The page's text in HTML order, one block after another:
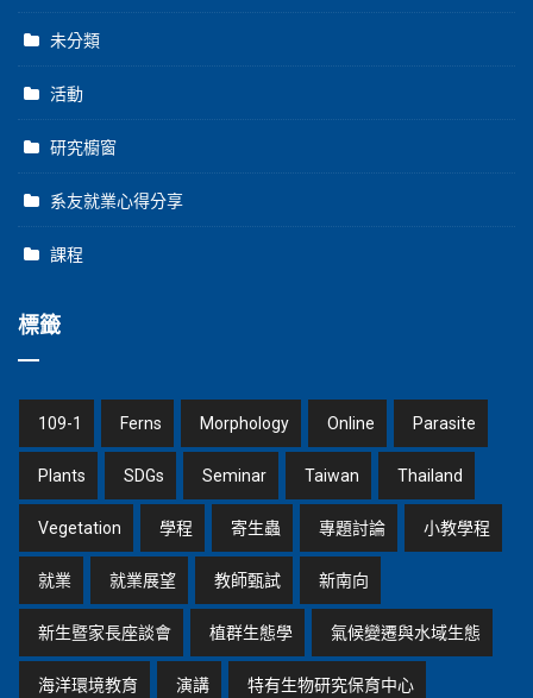
未分類
活動
研究櫥窗
系友就業心得分享
課程
標籤
109-1 Ferns Morphology Online Parasite
Plants SDGs Seminar Taiwan Thailand
Vegetation 學程 寄生蟲 專題討論 小教學程
就業 就業展望 教師甄試 新南向
新生暨家長座談會 植群生態學 氣候變遷與水域生態
海洋環境教育 演講 特有生物研究保育中心